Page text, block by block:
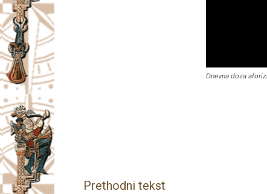
Dnevna doza
Prethodni tekst